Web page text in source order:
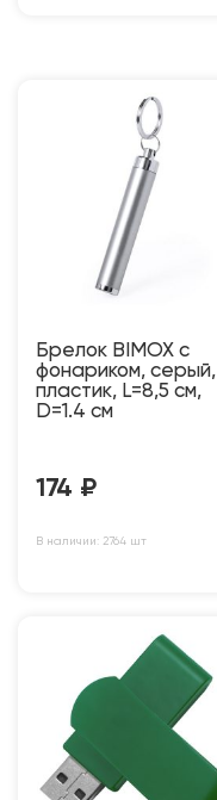
Брелок BIMOX с
фонариком, серый,
пластик, L=8,5 см,
D=1.4 см
174 ₽
В наличии: 2764 шт